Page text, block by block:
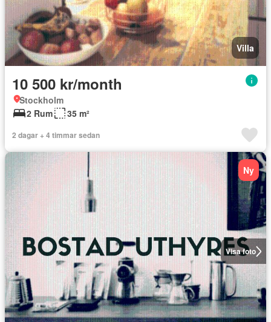
Villa
10 500 kr/month
Stockholm
2 Rum
35 m²
2 dagar + 4 timmar sedan
Visa foto
Ny